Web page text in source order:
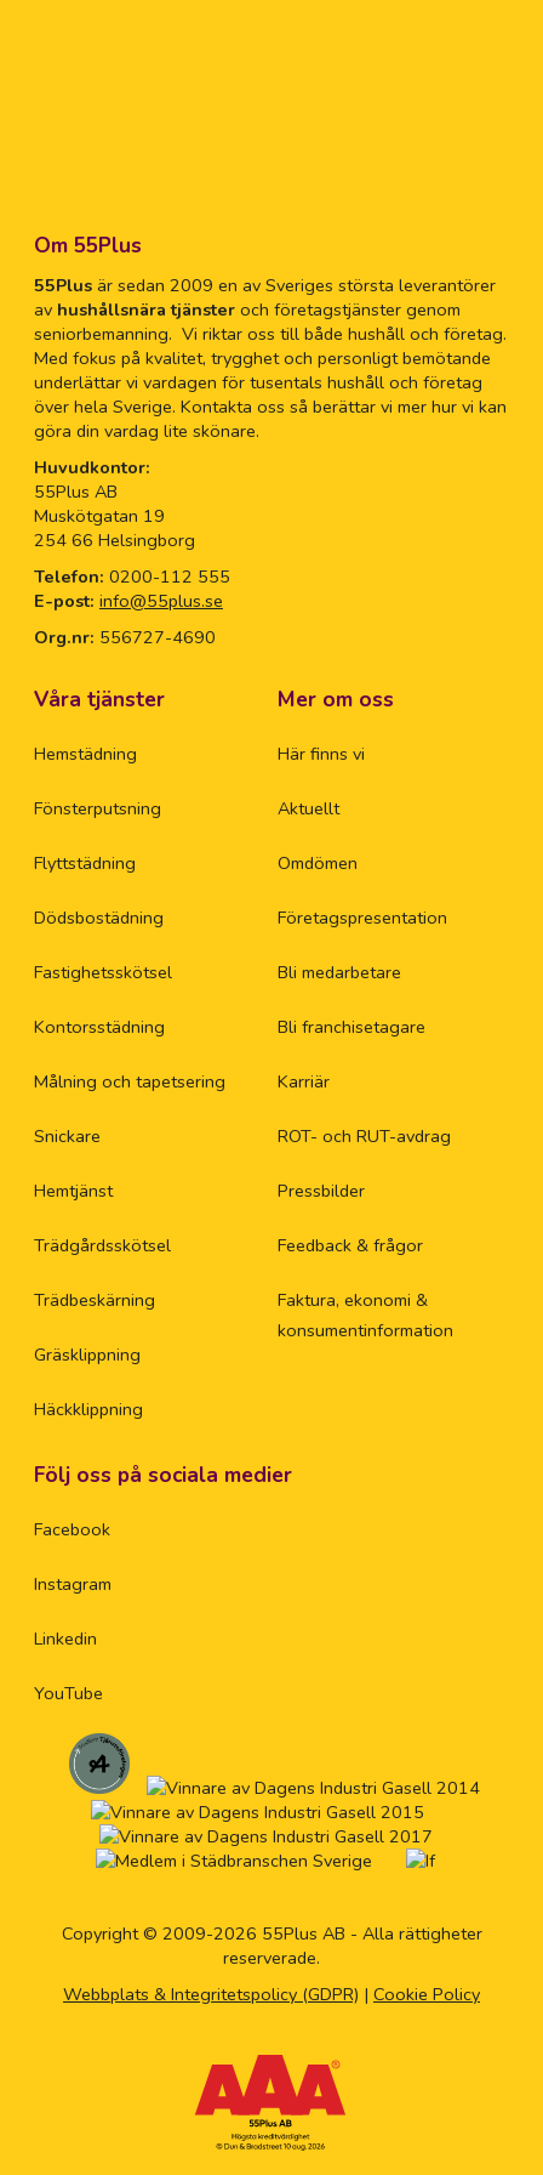
Om 55Plus
55Plusär sedan 2009 en av Sveriges största leverantörer
av hushållsnära tjänsteroch företagstjänster genom
seniorbemanning. Vi riktar oss till både hushåll och företag.
Med fokus på kvalitet, trygghet och personligt bemötande
underlättar vi vardagen för tusentals hushåll och företag
över hela Sverige. Kontakta oss så berättar vi mer hur vi kan
göra din vardag lite skönare.
Huvudkontor:
55Plus AB
Muskötgatan 19
254 66 Helsingborg
Telefon: 0200-112 555
E-post: info@55plus.se
Org.nr: 556727-4690
Våra tjänster
Hemstädning
Fönsterputsning
Flyttstädning
Dödsbostädning
Fastighetsskötsel
Kontorsstädning
Målning och tapetsering
Snickare
Hemtjänst
Trädgårdsskötsel
Trädbeskärning
Gräsklippning
Häckklippning
Mer om oss
Här finns vi
Aktuellt
Omdömen
Företagspresentation
Bli medarbetare
Bli franchisetagare
Karriär
ROT- och RUT-avdrag
Pressbilder
Feedback & frågor
Faktura, ekonomi &
konsumentinformation
Följ oss på sociala medier
Facebook
Instagram
Linkedin
YouTube
Copyright © 2009-2026 55Plus AB - Alla rättigheter
reserverade.
Webbplats & Integritetspolicy (GDPR) | Cookie Policy